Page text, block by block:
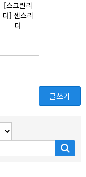
[스크린리
더] 센스리
더
글쓰기